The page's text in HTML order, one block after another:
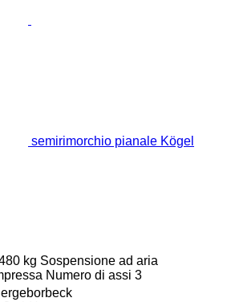
semirimorchio pianale Kögel
kg Sospensione ad aria
Numero di assi 3